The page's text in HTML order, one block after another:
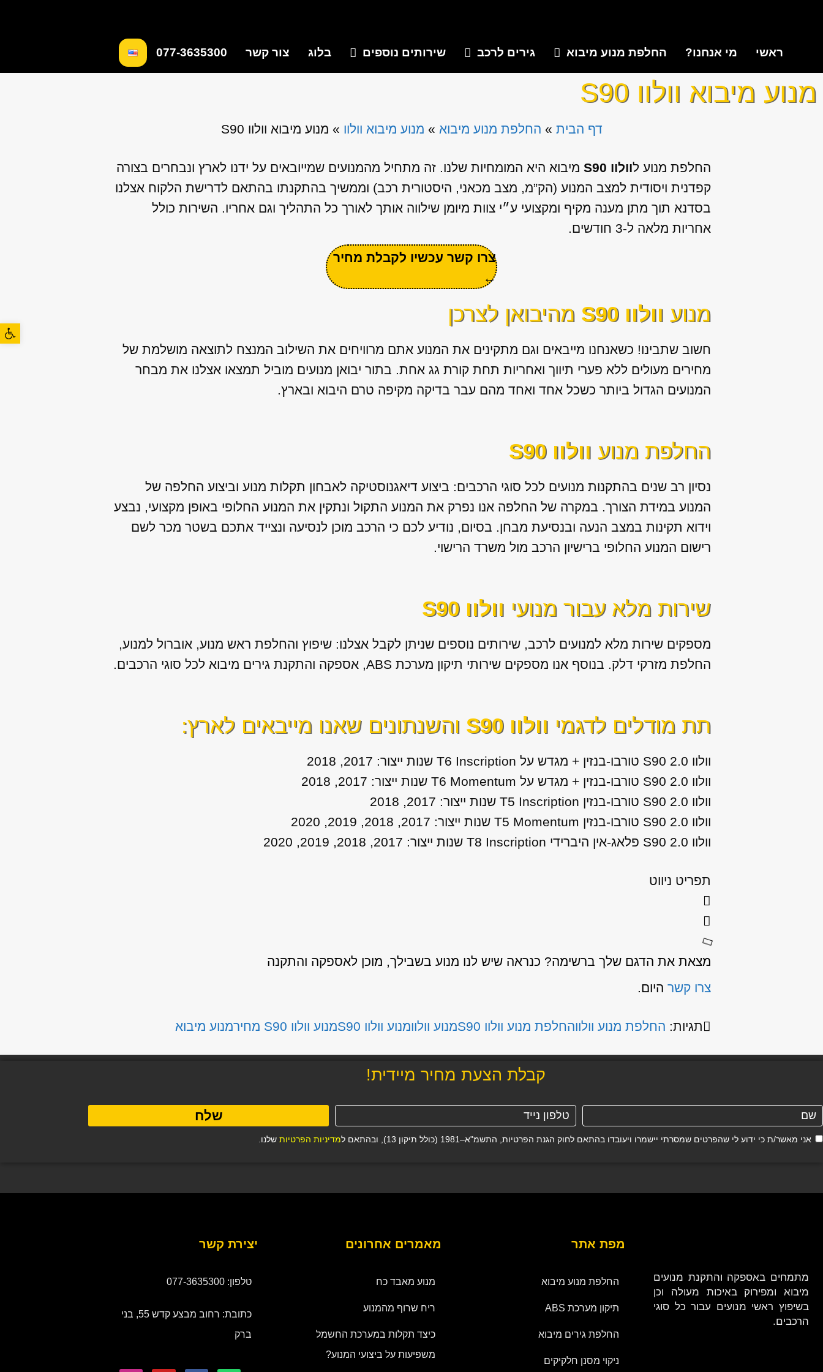
פתח
ראשי מי אנחנו? החלפת מנוע מיבוא גירים לרכב שירותים נוספים בלוג צור קשר 077-3635300
מנוע מיבוא וולוו S90
דף הבית » החלפת מנוע מיבוא » מנוע מיבוא וולוו » מנוע מיבוא וולוו S90
החלפת מנוע לוולוו S90
מיבוא היא המומחיות שלנו. זה מתחיל מהמנועים שמייובאים על ידנו לארץ ונבחרים בצורה
קפדנית ויסודית למצב המנוע (הק”מ, מצב מכאני, היסטורית רכב) וממשיך בהתקנתו בהתאם לדרישת הלקוח אצלנו
בסדנא תוך מתן מענה מקיף ומקצועי ע״י צוות מיומן שילווה אותך לאורך כל התהליך וגם אחריו. השירות כולל
אחריות מלאה ל-3 חודשים.
צרו קשר עכשיו לקבלת מחיר
←
מנוע וולוו S90 מהיבואן לצרכן
חשוב שתבינו! כשאנחנו מייבאים וגם מתקינים את המנוע אתם מרוויחים את השילוב המנצח לתוצאה מושלמת של
מחירים מעולים ללא פערי תיווך ואחריות תחת קורת גג אחת. בתור יבואן מנועים מוביל תמצאו אצלנו את מבחר
המנועים הגדול ביותר כשכל אחד ואחד מהם עבר בדיקה מקיפה טרם היבוא ובארץ.
החלפת מנוע וולוו S90
נסיון רב שנים בהתקנות מנועים לכל סוגי הרכבים: ביצוע דיאגנוסטיקה לאבחון תקלות מנוע וביצוע החלפה של
המנוע במידת הצורך. במקרה של החלפה אנו נפרק את המנוע התקול ונתקין את המנוע החלופי באופן מקצועי, נבצע
וידוא תקינות במצב הנעה ובנסיעת מבחן. בסיום, נודיע לכם כי הרכב מוכן לנסיעה ונצייד אתכם בשטר מכר לשם
רישום המנוע החלופי ברישיון הרכב מול משרד הרישוי.
שירות מלא עבור מנועי וולוו S90
מספקים שירות מלא למנועים לרכב, שירותים נוספים שניתן לקבל אצלנו: שיפוץ והחלפת ראש מנוע, אוברול למנוע,
החלפת מזרקי דלק. בנוסף אנו מספקים שירותי תיקון מערכת ABS, אספקה והתקנת גירים מיבוא לכל סוגי הרכבים.
תת מודלים לדגמי וולוו S90 והשנתונים שאנו מייבאים לארץ:
וולוו S90 2.0 טורבו-בנזין + מגדש על T6 Inscription שנות ייצור: 2017, 2018
וולוו S90 2.0 טורבו-בנזין + מגדש על T6 Momentum שנות ייצור: 2017, 2018
וולוו S90 2.0 טורבו-בנזין T5 Inscription שנות ייצור: 2017, 2018
וולוו S90 2.0 טורבו-בנזין T5 Momentum שנות ייצור: 2017, 2018, 2019, 2020
וולוו S90 2.0 פלאג-אין היברידי T8 Inscription שנות ייצור: 2017, 2018, 2019, 2020
תפריט ניווט
מצאת את הדגם שלך ברשימה? כנראה שיש לנו מנוע בשבילך, מוכן לאספקה והתקנה
צרו קשרהיום.
תגיות: החלפת מנוע וולווהחלפת מנוע וולוו S90 מנוע וולוומנוע וולוו S90 מנוע וולוו S90 מחיר מנוע מיבוא
קבלת הצעת מחיר מיידית!
אני מאשר/ת כי ידוע לי שהפרטים שמסרתי יישמרו ויעובדו בהתאם לחוק הגנת הפרטיות, התשמ"א–1981 (כולל תיקון 13), ובהתאם ל מדיניות הפרטיות שלנו.
שלח
מתמחים באספקה והתקנת מנועים
מיבוא ומפירוק באיכות מעולה וכן
בשיפוץ ראשי מנועים עבור כל סוגי
הרכבים.
מפת אתר
החלפת מנוע מיבוא
תיקון מערכת ABS
החלפת גירים מיבוא
ניקוי מסנן חלקיקים
מאמרים אחרונים
מנוע מאבד כח
ריח שרוף מהמנוע
כיצד תקלות במערכת החשמל
משפיעות על ביצועי המנוע?
יצירת קשר
טלפון: 077-3635300
כתובת: רחוב מבצע קדש 55, בני
ברק